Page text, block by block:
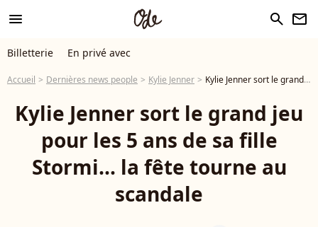
menu search newsletter
Billetterie En privé avec
Accueil Dernières news people Kylie Jenner Kylie Jenner sort le grand jeu pour les 5 ans de sa fille Stormi... la fête tourne au scandale
Kylie Jenner sort le grand jeu
pour les 5 ans de sa fille
Stormi... la fête tourne au
scandale